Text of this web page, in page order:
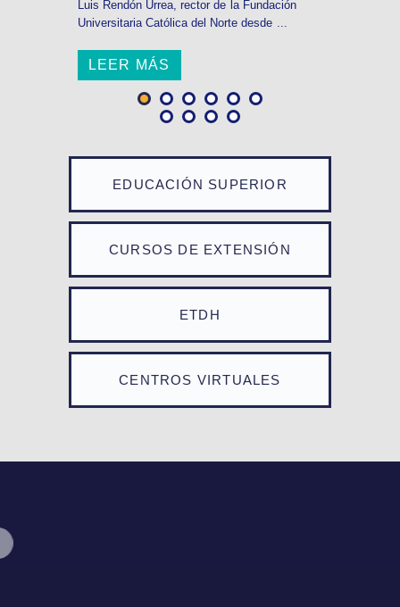
EDUCACIÓN SUPERIOR
CURSOS DE EXTENSIÓN
ETDH
CENTROS VIRTUALES
Luis Rendón Urrea, rector de la Fundación
Universitaria Católica del Norte desde ...
LEER MÁS